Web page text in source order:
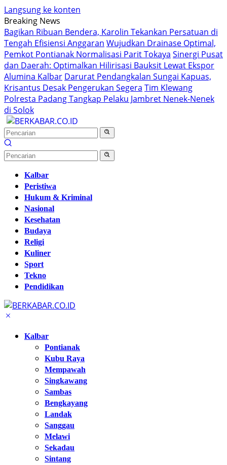
Langsung ke konten
Breaking News
Bagikan Ribuan Bendera, Karolin Tekankan Persatuan di
Tengah Efisiensi Anggaran Wujudkan Drainase Optimal,
Pemkot Pontianak Normalisasi Parit Tokaya Sinergi Pusat
dan Daerah: Optimalkan Hilirisasi Bauksit Lewat Ekspor
Alumina Kalbar Darurat Pendangkalan Sungai Kapuas,
Krisantus Desak Pengerukan Segera Tim Klewang
Polresta Padang Tangkap Pelaku Jambret Nenek-Nenek
di Solok
Kalbar
Peristiwa
Hukum & Kriminal
Nasional
Kesehatan
Budaya
Religi
Kuliner
Sport
Tekno
Pendidikan
Kalbar
Pontianak
Kubu Raya
Mempawah
Singkawang
Sambas
Bengkayang
Landak
Sanggau
Melawi
Sekadau
Sintang